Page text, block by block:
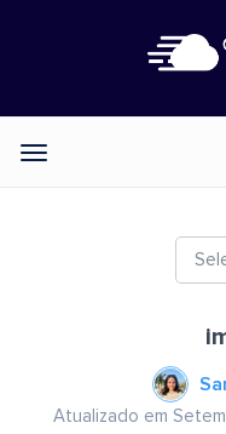
Categories
Atualizado em